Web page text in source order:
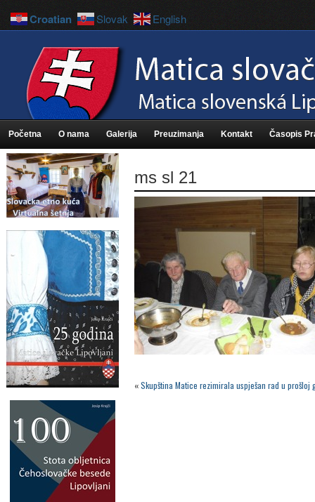
Početna O nama Galerija Preuzimanja Kontakt Časopis
ms sl 21
«Skupština Matice rezimirala uspješan rad u prošloj
Croatian Slovak English